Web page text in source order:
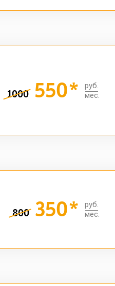
1000 550*
руб.
мес.
800 350*
руб.
мес.